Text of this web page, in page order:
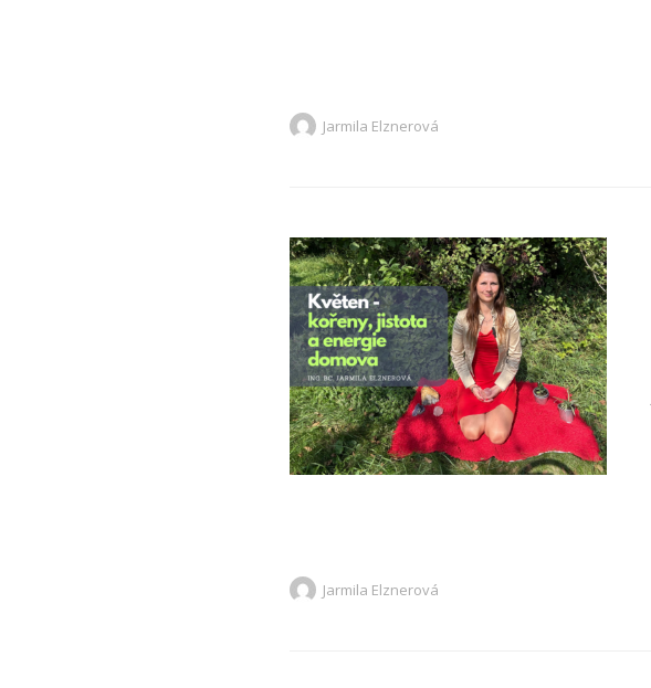
Jarmila Elznerová
Jarmila Elznerová